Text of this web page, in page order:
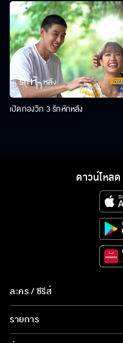
เปิดกองวิก 3 รักหักหลัง
ดาวน์โหลด
ละคร / ซีรีส์
ละคร/ซีรีส์
ซีรีส์นานาชาติ
รายการ
รายการทั้งหมด